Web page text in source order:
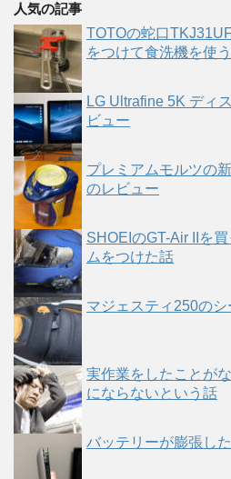
人気の記事
TOTOの蛇口
をつけて食洗機を使う
LG Ultrafine 5K ディ
ビュー
プレミアムモルツの
のレビュー
SHOEIのGT-Air IIを
ムをつけた話
マジェスティ250のシ
実作業をしたことが
にならないという話
バッテリーが膨張し